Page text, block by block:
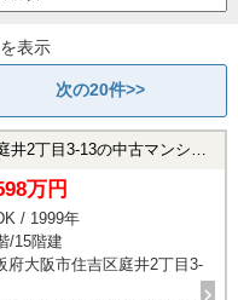
表示
次の20件>>
2丁目3-13の中古マンション
万円
/ 1999年
/15階建
府大阪市住吉区庭井2丁目3-